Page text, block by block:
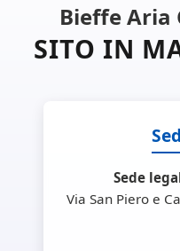
Bieffe Aria
SITO IN
Sede
Via San Piero e